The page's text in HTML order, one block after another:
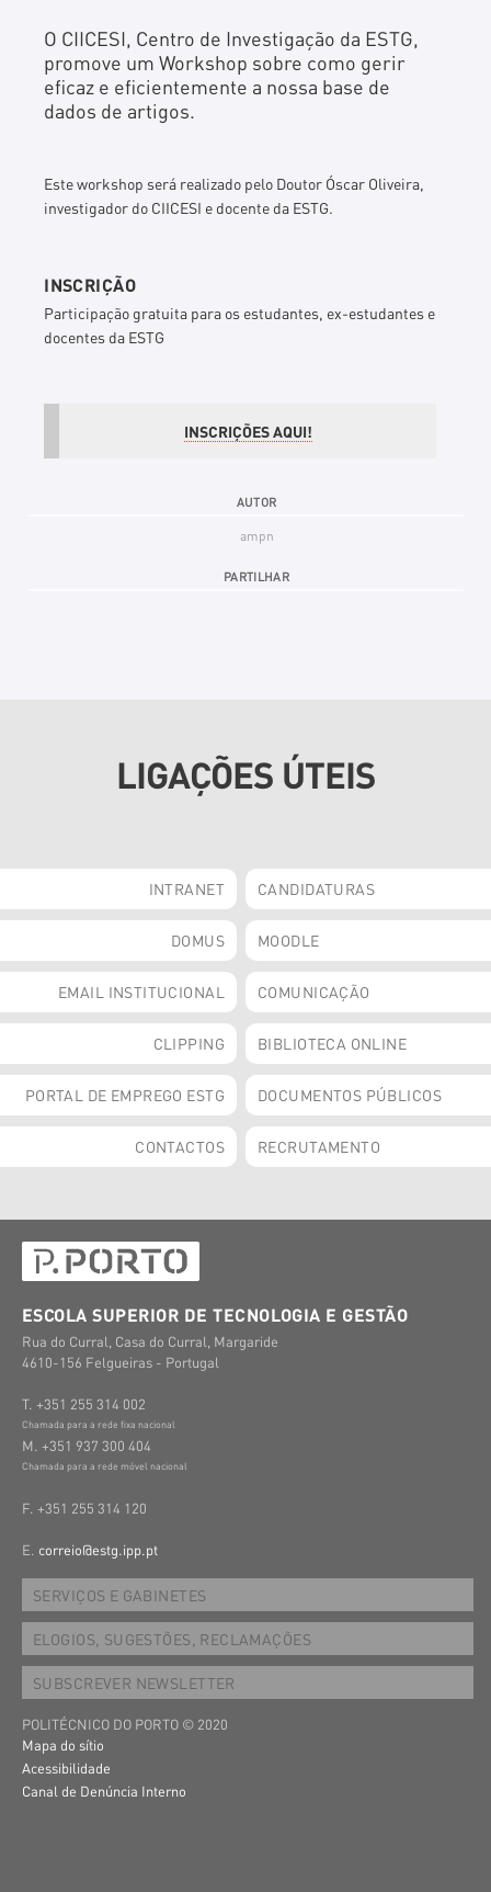
O CIICESI, Centro de Investigação da ESTG,
promove um Workshop sobre como gerir
eficaz e eficientemente a nossa base de
dados de artigos.
Este workshop será realizado pelo Doutor Óscar Oliveira,
investigador do CIICESI e docente da ESTG.
INSCRIÇÃO
Participação gratuita para os estudantes, ex-estudantes e
docentes da ESTG
INSCRIÇÕES AQUI!
AUTOR
ampn
PARTILHAR
LIGAÇÕES ÚTEIS
INTRANET CANDIDATURAS
DOMUS MOODLE
EMAIL INSTITUCIONAL COMUNICAÇÃO
CLIPPING BIBLIOTECA ONLINE
PORTAL DE EMPREGO ESTG DOCUMENTOS PÚBLICOS
CONTACTOS RECRUTAMENTO
ESCOLA SUPERIOR DE TECNOLOGIA E GESTÃO
Rua do Curral, Casa do Curral, Margaride
4610-156 Felgueiras - Portugal
T. +351 255 314 002
Chamada para a rede fixa nacional
M. +351 937 300 404
Chamada para a rede móvel nacional
F. +351 255 314 120
E. correio@estg.ipp.pt
SERVIÇOS E GABINETES
ELOGIOS, SUGESTÕES, RECLAMAÇÕES
SUBSCREVER NEWSLETTER
POLITÉCNICO DO PORTO © 2020
Mapa do sítio
Acessibilidade
Canal de Denúncia Interno